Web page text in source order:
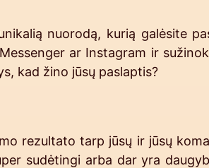
nuorodą, kurią galėsite
ar Instagram ir
kad žino jūsų paslaptis?
rezultato tarp jūsų ir jūsų
sudėtingi arba dar yra